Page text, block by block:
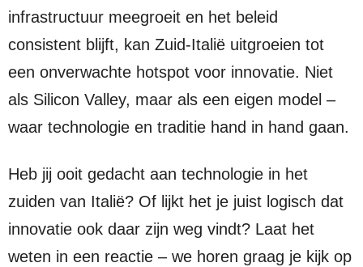
infrastructuur meegroeit en het beleid
consistent blijft, kan Zuid-Italië uitgroeien tot
een onverwachte hotspot voor innovatie. Niet
als Silicon Valley, maar als een eigen model –
waar technologie en traditie hand in hand gaan.
Heb jij ooit gedacht aan technologie in het
zuiden van Italië? Of lijkt het je juist logisch dat
innovatie ook daar zijn weg vindt? Laat het
weten in een reactie – we horen graag je kijk op